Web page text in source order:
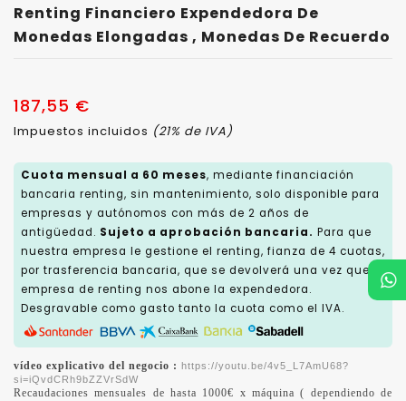
Renting Financiero Expendedora De
Monedas Elongadas , Monedas De Recuerdo
187,55 €
Impuestos incluidos (21% de IVA)
Cuota mensual a 60 meses, mediante financiación
bancaria renting, sin mantenimiento, solo disponible para
empresas y autónomos con más de 2 años de
antigüedad. Sujeto a aprobación bancaria. Para que
nuestra empresa le gestione el renting, fianza de 4 cuotas,
por trasferencia bancaria, que se devolverá una vez que la
empresa de renting nos abone la expendedora.
Desgravable como gasto tanto la cuota como el IVA.
vídeo explicativo del negocio : https://youtu.be/4v5_L7AmU68?
si=iQvdCRh9bZZVrSdW
Recaudaciones mensuales de hasta 1000€ x máquina ( dependiendo de